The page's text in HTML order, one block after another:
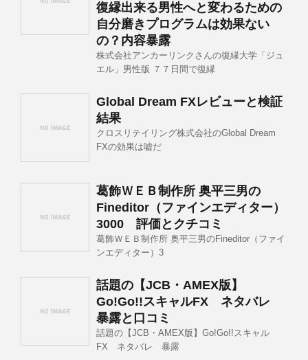
復縁出来る男性へと変わるための
自分磨きプログラムは効果ない
の？内容暴露
株式会社アンカーリンクさんの復縁大学「ジュ
エル」男性版 ７７日間で復縁
Global Dream FXレビューと検証
結果
クロスリテイリング株式会社のGlobal Dream
FXの効果は嘘だ
葛飾ＷＥＢ制作所 奥平三男の
Fineditor（ファインエディター）
3000 評価とクチコミ
葛飾ＷＥＢ制作所 奥平三男のFineditor（ファイ
ンエディター）3
話題の【JCB・AMEX版】
Go!Go!!スキャルFX ネタバレ
暴露と口コミ
話題の【JCB・AMEX版】Go!Go!!スキャル
FX ネタバレ 暴露